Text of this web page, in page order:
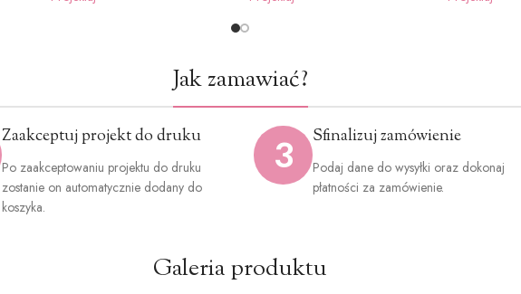
Jak zamawiać?
Zaakceptuj projekt do druku
Po zaakceptowaniu projektu do druku
zostanie on automatycznie dodany do
koszyka.
3 Sfinalizuj zamówienie
Podaj dane do wysyłki oraz dokonaj
płatności za zamówienie.
Galeria produktu